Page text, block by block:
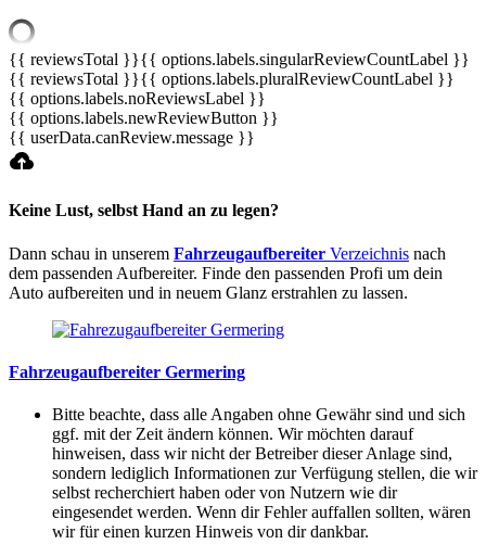
{{ reviewsTotal }}{{ options.labels.singularReviewCountLabel }}
{{ reviewsTotal }}{{ options.labels.pluralReviewCountLabel }}
{{ options.labels.noReviewsLabel }}
{{ options.labels.newReviewButton }}
{{ userData.canReview.message }}
Keine Lust, selbst Hand an zu legen?
Dann schau in unserem Fahrzeugaufbereiter Verzeichnis nach
dem passenden Aufbereiter. Finde den passenden Profi um dein
Auto aufbereiten und in neuem Glanz erstrahlen zu lassen.
Fahrzeugaufbereiter Germering
Bitte beachte, dass alle Angaben ohne Gewähr sind und sich
ggf. mit der Zeit ändern können. Wir möchten darauf
hinweisen, dass wir nicht der Betreiber dieser Anlage sind,
sondern lediglich Informationen zur Verfügung stellen, die wir
selbst recherchiert haben oder von Nutzern wie dir
eingesendet werden. Wenn dir Fehler auffallen sollten, wären
wir für einen kurzen Hinweis von dir dankbar.